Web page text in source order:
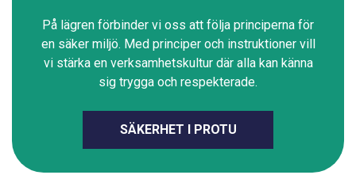
På lägren förbinder vi oss att följa principerna för
en säker miljö. Med principer och instruktioner vill
vi stärka en verksamhetskultur där alla kan känna
sig trygga och respekterade.
SÄKERHET I PROTU